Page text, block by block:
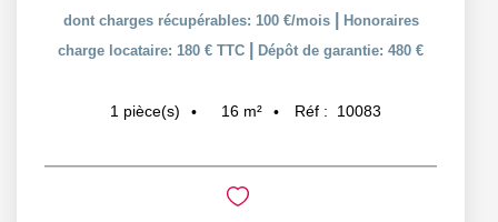
dont charges récupérables: 100 €/mois
Honoraires
charge locataire: 180 € TTC
Dépôt de garantie: 480 €
1 pièce(s) 16 m² Réf : 10083